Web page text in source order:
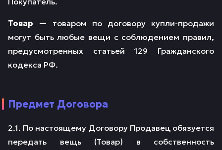
Товар — товаром по договору купли-продажи
могут быть любые вещи с соблюдением правил,
предусмотренных статьей 129 Гражданского
кодекса РФ.
Предмет Договора
2.1. По настоящему Договору Продавец обязуется
передать вещь (Товар) в собственность